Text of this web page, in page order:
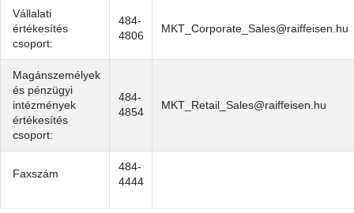
Vállalati
értékesítés
csoport:
484-
4806
MKT_Corporate_Sales@raiffeisen.hu
Magánszemélyek
és pénzügyi
intézmények
értékesítés
csoport:
484-
4854
MKT_Retail_Sales@raiffeisen.hu
Faxszám
484-
4444